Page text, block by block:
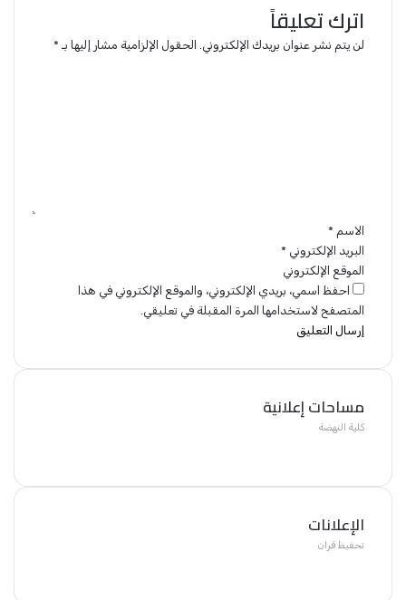
اترك تعليقاً
لن يتم نشر عنوان بريدك الإلكتروني. الحقول الإلزامية مشار إليها بـ *
الاسم *
البريد الإلكتروني *
الموقع الإلكتروني
احفظ اسمي، بريدي الإلكتروني، والموقع الإلكتروني في هذا
المتصفح لاستخدامها المرة المقبلة في تعليقي.
مساحات إعلانية
كلية النهضة
الإعلانات
تحفيظ قران